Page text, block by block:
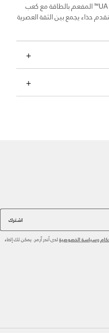
تجتمع أربطة بنجي المرنة مع فوم UA HOVR™ المفعم بالطاقة مع كعب
حذاء يجمع بين الثقة العصرية
اشترك
وسياسة الخصوصية لدى أندر آرمر. يمكن لك إلغاء